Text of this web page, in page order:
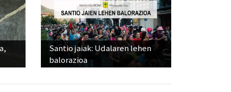
Santio jaiak: Udalaren lehen
balorazioa